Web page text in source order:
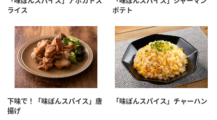
鍋奉行マニュアル
ミツカンのCM
ロングセラー商品 ＋ おすすめレシピ
人気商品 ＋ おすすめレシピ
キッザニア東京「ぽん酢工房」
検索
ライス
ポテト
下味で！「味ぽんスパイス」唐
揚げ
「味ぽんスパイス」チャーハン